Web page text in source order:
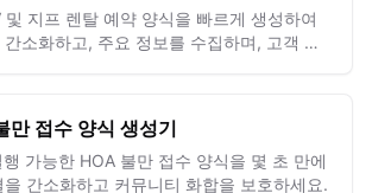
및 지프 렌탈 예약 양식을 빠르게 생성하여
소화하고, 주요 정보를 수집하며, 고객 만
만 접수 양식 생성기
가능한 HOA 불만 접수 양식을 몇 초 만에
간소화하고 커뮤니티 화합을 보호하세요.